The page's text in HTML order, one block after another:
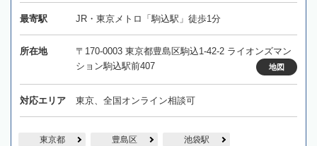
最寄駅 JR・東京メトロ「駒込駅」徒歩1分
所在地
〒170-0003 東京都豊島区駒込1-42-2 ライオンズマン
ション駒込駅前407
地図
対応エリア 東京、全国オンライン相談可
東京都 豊島区 池袋駅